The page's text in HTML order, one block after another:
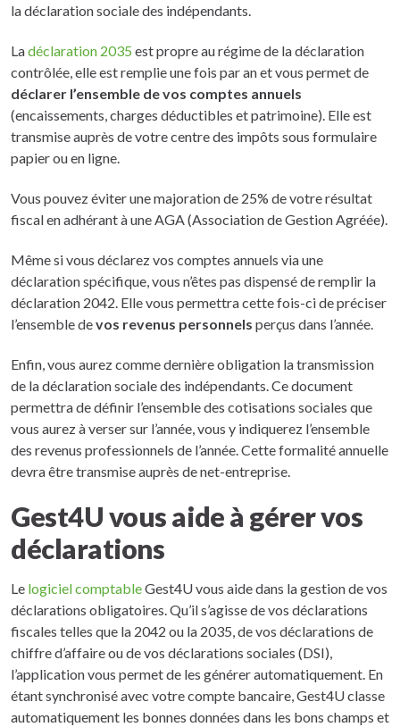
la déclaration sociale des indépendants.
Ladéclaration 2035 est propre au régime de la déclaration
contrôlée, elle est remplie une fois par an et vous permet de
déclarer l’ensemble de vos comptes annuels
(encaissements, charges déductibles et patrimoine). Elle est
transmise auprès de votre centre des impôts sous formulaire
papier ou en ligne.
Vous pouvez éviter une majoration de 25% de votre résultat
fiscal en adhérant à une AGA (Association de Gestion Agréée).
Même si vous déclarez vos comptes annuels via une
déclaration spécifique, vous n’êtes pas dispensé de remplir la
déclaration 2042. Elle vous permettra cette fois-ci de préciser
l’ensemble devos revenus personnels perçus dans l’année.
Enfin, vous aurez comme dernière obligation la transmission
de la déclaration sociale des indépendants. Ce document
permettra de définir l’ensemble des cotisations sociales que
vous aurez à verser sur l’année, vous y indiquerez l’ensemble
des revenus professionnels de l’année. Cette formalité annuelle
devra être transmise auprès de net-entreprise.
Gest4U vous aide à gérer vos
déclarations
Le logiciel comptableGest4U vous aide dans la gestion de vos
déclarations obligatoires. Qu’il s’agisse de vos déclarations
fiscales telles que la 2042 ou la 2035, de vos déclarations de
chiffre d’affaire ou de vos déclarations sociales (DSI),
l’application vous permet de les générer automatiquement. En
étant synchronisé avec votre compte bancaire, Gest4U classe
automatiquement les bonnes données dans les bons champs et